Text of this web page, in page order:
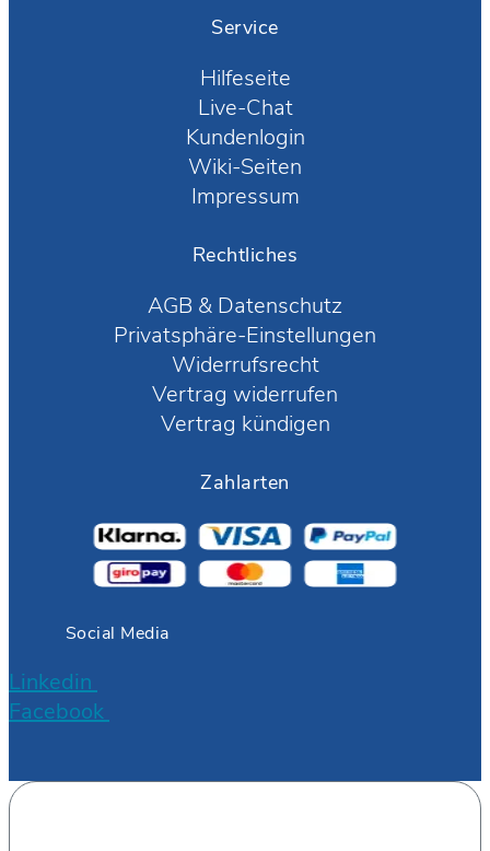
Service
Hilfeseite
Live-Chat
Kundenlogin
Wiki-Seiten
Impressum
Rechtliches
AGB & Datenschutz
Privatsphäre-Einstellungen
Widerrufsrecht
Vertrag widerrufen
Vertrag kündigen
Zahlarten
Social Media
Linkedin
Facebook